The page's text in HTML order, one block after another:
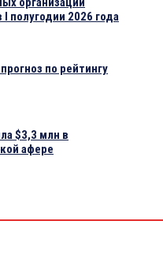
полугодии 2026 года
по рейтингу
$3,3 млн в
афере